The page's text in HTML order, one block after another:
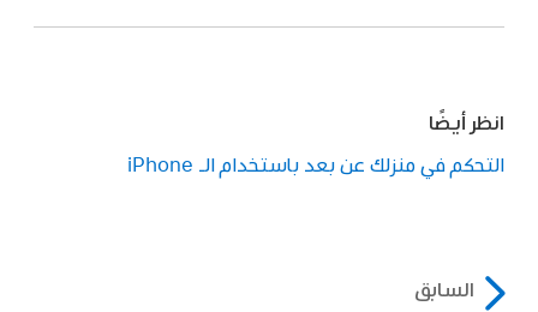
انظر أيضًا
التحكم في منزلك عن بعد باستخدام الـ iPhone
السابق